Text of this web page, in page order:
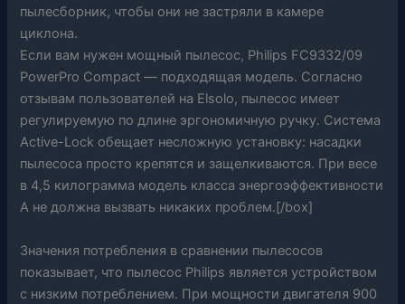
пылесборник, чтобы они не застряли в камере
циклона.
Если вам нужен мощный пылесос, Philips FC9332/09
PowerPro Compact — подходящая модель. Согласно
отзывам пользователей на Elsolo, пылесос имеет
регулируемую по длине эргономичную ручку. Система
Active-Lock обещает несложную установку: насадки
пылесоса просто крепятся и защелкиваются. При весе
в 4,5 килограмма модель класса энергоэффективности
А не должна вызвать никаких проблем.[/box]
Значения потребления в сравнении пылесосов
показывает, что пылесос Philips является устройством
с низким потреблением. При мощности двигателя 900